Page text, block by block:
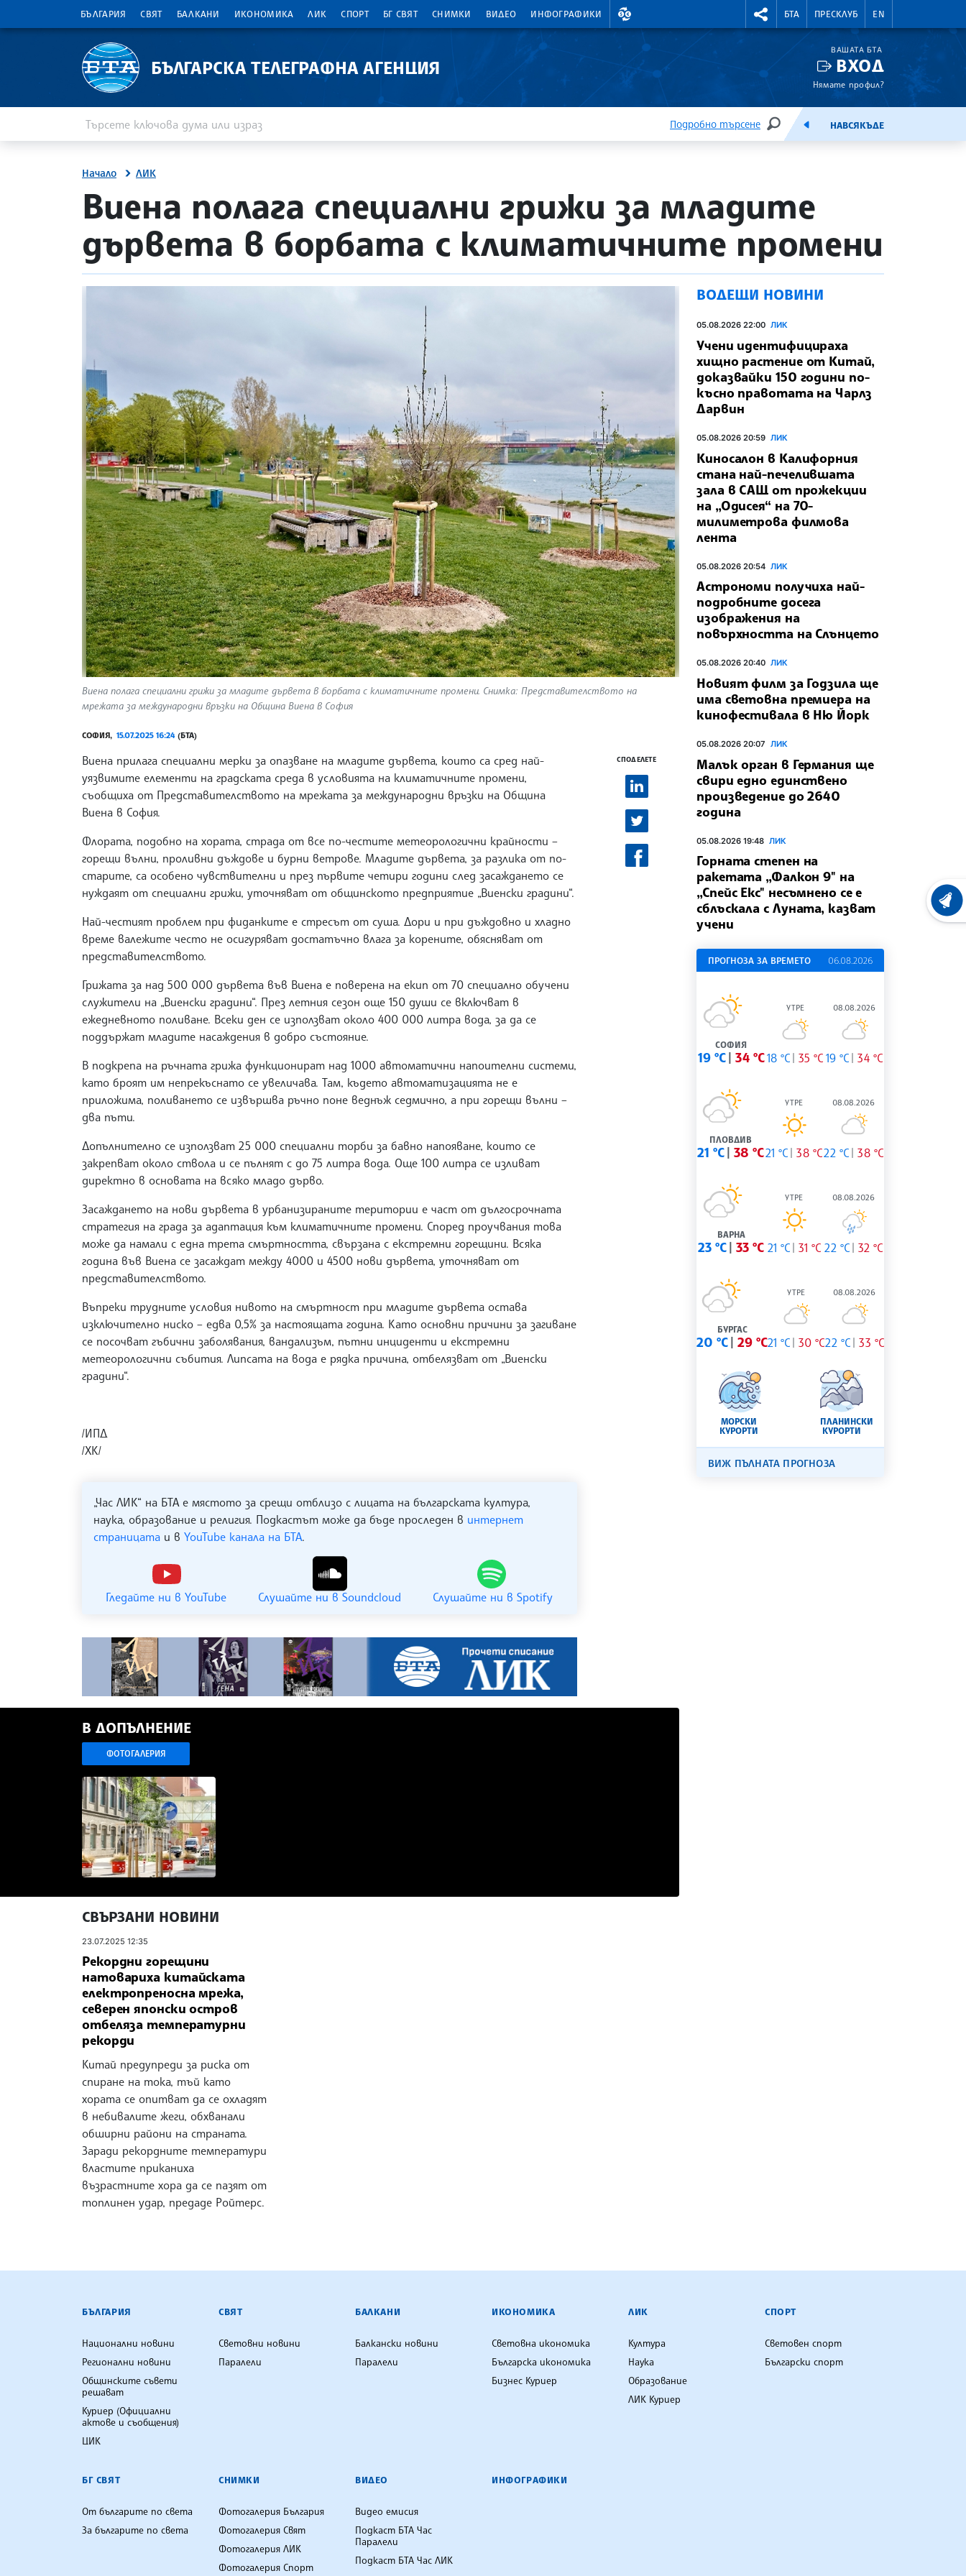
БЪЛГАРИЯ СВЯТ БАЛКАНИ ИКОНОМИКА ЛИК СПОРТ БГ СВЯТ СНИМКИ ВИДЕО ИНФОГРАФИКИ
ВАЛУТНИ КУРСОВЕ RIGHTMENU.SOCIAL
БТА ПРЕСКЛУБ EN
БЪЛГАРСКА ТЕЛЕГРАФНА АГЕНЦИЯ
ВАШАТА БТА
ВХОД
Нямате профил?
Подробно търсене
ТЪРСЕНЕЕМИСИЯНАВСЯКЪДЕ
Начало ЛИК
site.bta
Виена полага специални грижи за младите
дървета в борбата с климатичните промени
Виена полага специални грижи за младите дървета в борбата с климатичните промени. Снимка: Представителството на
мрежата за международни връзки на Община Виена в София
СОФИЯ, 15.07.2025 16:24 (БТА)
Виена прилага специални мерки за опазване на младите дървета, които са сред най-
уязвимите елементи на градската среда в условията на климатичните промени,
съобщиха от Представителството на мрежата за международни връзки на Община
Виена в София.
Флората, подобно на хората, страда от все по-честите метеорологични крайности –
горещи вълни, проливни дъждове и бурни ветрове. Младите дървета, за разлика от по-
старите, са особено чувствителни и през първите четири години след засаждането се
нуждаят от специални грижи, уточняват от общинското предприятие „Виенски градини“.
Най-честият проблем при фиданките е стресът от суша. Дори и при дъждовно и хладно
време валежите често не осигуряват достатъчно влага за корените, обясняват от
представителството.
Грижата за над 500 000 дървета във Виена е поверена на екип от 70 специално обучени
служители на „Виенски градини“. През летния сезон още 150 души се включват в
ежедневното поливане. Всеки ден се използват около 400 000 литра вода, за да се
поддържат младите насаждения в добро състояние.
В подкрепа на ръчната грижа функционират над 1000 автоматични напоителни системи,
като броят им непрекъснато се увеличава. Там, където автоматизацията не е
приложима, поливането се извършва ръчно поне веднъж седмично, а при горещи вълни –
два пъти.
Допълнително се използват 25 000 специални торби за бавно напояване, които се
закрепват около ствола и се пълнят с до 75 литра вода. Още 100 литра се изливат
директно в основата на всяко младо дърво.
Засаждането на нови дървета в урбанизираните територии е част от дългосрочната
стратегия на града за адаптация към климатичните промени. Според проучвания това
може да намали с една трета смъртността, свързана с екстремни горещини. Всяка
година във Виена се засаждат между 4000 и 4500 нови дървета, уточняват от
представителството.
Въпреки трудните условия нивото на смъртност при младите дървета остава
изключително ниско – едва 0,5% за настоящата година. Като основни причини за загиване
се посочват гъбични заболявания, вандализъм, пътни инциденти и екстремни
метеорологични събития. Липсата на вода е рядка причина, отбелязват от „Виенски
градини“.
/ИПД
/ХК/
„Час ЛИК“ на БТА е мястото за срещи отблизо с лицата на българската култура,
наука, образование и религия. Подкастът може да бъде проследен в интернет
страницата и в YouTube канала на БТА.
Гледайте ни в YouTube Слушайте ни в Soundcloud Слушайте ни в Spotify
СПОДЕЛЕТЕ
В ДОПЪЛНЕНИЕ
ФОТОГАЛЕРИЯ
СВЪРЗАНИ НОВИНИ
23.07.2025 12:35
Рекордни горещини
натовариха китайската
електропреносна мрежа,
северен японски остров
отбеляза температурни
рекорди
Китай предупреди за риска от
спиране на тока, тъй като
хората се опитват да се охладят
в небивалите жеги, обхванали
обширни райони на страната.
Заради рекордните температури
властите приканиха
възрастните хора да се пазят от
топлинен удар, предаде Ройтерс.
ВОДЕЩИ НОВИНИ
05.08.2026 22:00 ЛИК
Учени идентифицираха
хищно растение от Китай,
доказвайки 150 години по-
късно правотата на Чарлз
Дарвин
05.08.2026 20:59 ЛИК
Киносалон в Калифорния
стана най-печелившата
зала в САЩ от прожекции
на „Одисея“ на 70-
милиметрова филмова
лента
05.08.2026 20:54 ЛИК
Астрономи получиха най-
подробните досега
изображения на
повърхността на Слънцето
05.08.2026 20:40 ЛИК
Новият филм за Годзила ще
има световна премиера на
кинофестивала в Ню Йорк
05.08.2026 20:07 ЛИК
Малък орган в Германия ще
свири едно единствено
произведение до 2640
година
05.08.2026 19:48 ЛИК
Горната степен на
ракетата „Фалкон 9" на
„Спейс Екс" несъмнено се е
сблъскала с Луната, казват
учени
ПРОГНОЗА ЗА ВРЕМЕТО 06.08.2026
СОФИЯ
19 °C 34 °C
УТРЕ
18 °C 35 °C
08.08.2026
19 °C 34 °C
ПЛОВДИВ
21 °C 38 °C
УТРЕ
21 °C 38 °C
08.08.2026
22 °C 38 °C
ВАРНА
23 °C 33 °C
УТРЕ
21 °C 31 °C
08.08.2026
22 °C 32 °C
БУРГАС
20 °C 29 °C
УТРЕ
21 °C 30 °C
08.08.2026
22 °C 33 °C
МОРСКИ
КУРОРТИ
ПЛАНИНСКИ
КУРОРТИ
ВИЖ ПЪЛНАТА ПРОГНОЗА
БЪЛГАРСКА ТЕЛЕГРАФНА АГЕНЦИЯ
БЪЛГАРИЯ
Национални новини
Регионални новини
Общинските съвети
решават
Куриер (Официални
актове и съобщения)
ЦИК
СВЯТ
Световни новини
Паралели
БАЛКАНИ
Балкански новини
Паралели
ИКОНОМИКА
Световна икономика
Българска икономика
Бизнес Куриер
ЛИК
Култура
Наука
Образование
ЛИК Куриер
СПОРТ
Световен спорт
Български спорт
БГ СВЯТ
От българите по света
За българите по света
СНИМКИ
Фотогалерия България
Фотогалерия Свят
Фотогалерия ЛИК
Фотогалерия Спорт
ВИДЕО
Видео емисия
Подкаст БТА Час
Паралели
Подкаст БТА Час ЛИК
ИНФОГРАФИКИ